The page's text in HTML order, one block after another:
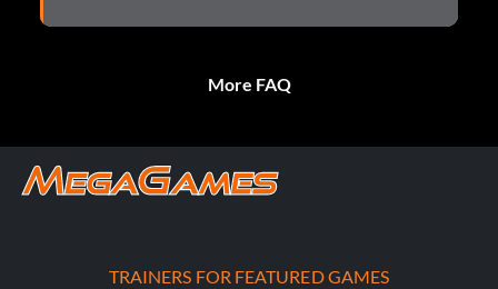
More FAQ
TRAINERS FOR FEATURED GAMES